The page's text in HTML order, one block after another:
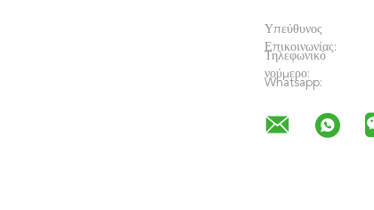
Υπεύθυνος
Επικοινωνίας:
Τηλεφωνικό
νούμερο:
Whatsapp: